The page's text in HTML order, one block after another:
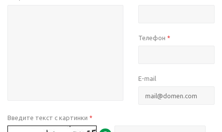
Телефон *
E-mail
Введите текст с картинки *